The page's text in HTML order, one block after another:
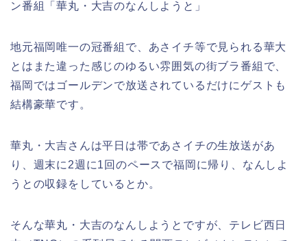
ン番組「華丸・大吉のなんしようと」
地元福岡唯一の冠番組で、あさイチ等で見られる華大
とはまた違った感じのゆるい雰囲気の街ブラ番組で、
福岡ではゴールデンで放送されているだけにゲストも
結構豪華です。
華丸・大吉さんは平日は帯であさイチの生放送があ
り、週末に2週に1回のペースで福岡に帰り、なんしよ
うとの収録をしているとか。
そんな華丸・大吉のなんしようとですが、テレビ西日